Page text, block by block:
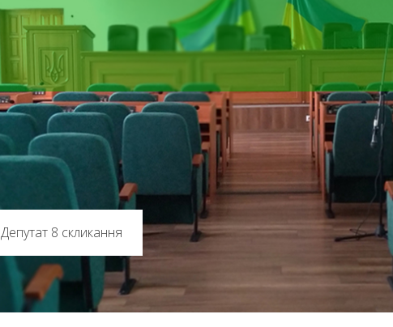
Депутат 8 скликання